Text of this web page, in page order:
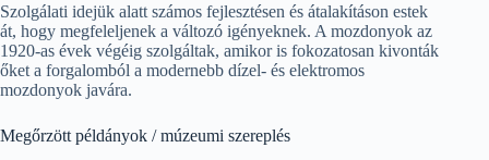
Szolgálati idejük alatt számos fejlesztésen és átalakításon estek
át, hogy megfeleljenek a változó igényeknek. A mozdonyok az
1920-as évek végéig szolgáltak, amikor is fokozatosan kivonták
őket a forgalomból a modernebb dízel- és elektromos
mozdonyok javára.
Megőrzött példányok / múzeumi szereplés